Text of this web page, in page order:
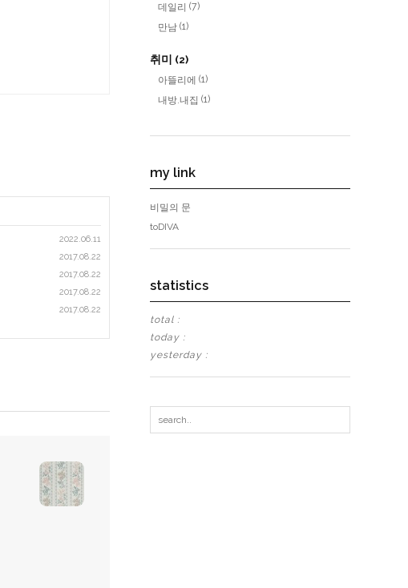
2022.06.11
2017.08.22
2017.08.22
2017.08.22
2017.08.22
데일리 (7)
만남 (1)
취미 (2)
아뜰리에 (1)
내방.내집 (1)
my link
비밀의 문
toDIVA
statistics
total :
today :
yesterday :